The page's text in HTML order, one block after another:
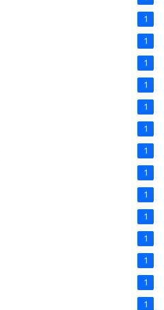
1
1
1
1
1
1
1
1
1
1
1
1
1
1